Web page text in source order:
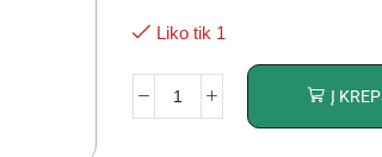
Liko tik 1
Į